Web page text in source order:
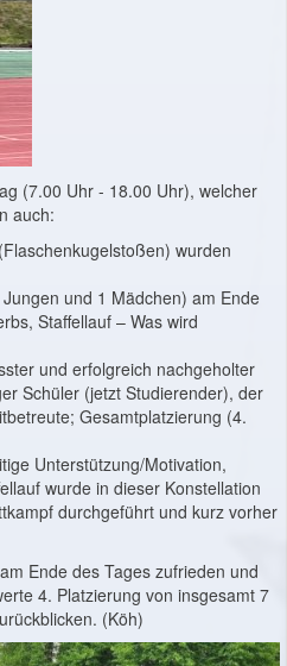
(7.00 Uhr - 18.00 Uhr), welcher
auch:
wurden
und 1 Mädchen) am Ende
Staffellauf – Was wird
und erfolgreich nachgeholter
Schüler (jetzt Studierender), der
Gesamtplatzierung (4.
Unterstützung/Motivation,
wurde in dieser Konstellation
durchgeführt und kurz vorher
Ende des Tages zufrieden und
4. Platzierung von insgesamt 7
(Köh)